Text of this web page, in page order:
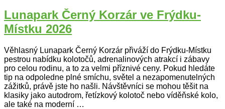
Lunapark Černý Korzár ve Frýdku-
Místku 2026
Věhlasný Lunapark Černý Korzár přiváží do Frýdku-Místku
pestrou nabídku kolotočů, adrenalinových atrakcí i zábavy
pro celou rodinu, a to za velmi příznivé ceny. Pokud hledáte
tip na odpoledne plné smíchu, světel a nezapomenutelných
zážitků, právě jste ho našli. Návštěvníci se mohou těšit na
klasiky jako autodrom, řetízkový kolotoč nebo víděňské kolo,
ale také na moderní …